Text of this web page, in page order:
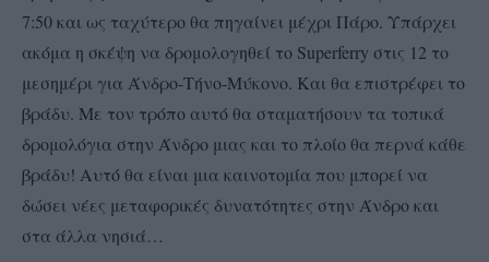
7:50 και ως ταχύτερο θα πηγαίνει μέχρι Πάρο. Υπάρχει
ακόμα η σκέψη να δρομολογηθεί το Superferry στις 12 το
μεσημέρι για Άνδρο-Τήνο-Μύκονο. Και θα επιστρέφει το
βράδυ. Με τον τρόπο αυτό θα σταματήσουν τα τοπικά
δρομολόγια στην Άνδρο μιας και το πλοίο θα περνά κάθε
βράδυ! Αυτό θα είναι μια καινοτομία που μπορεί να
δώσει νέες μεταφορικές δυνατότητες στην Άνδρο και
στα άλλα νησιά…